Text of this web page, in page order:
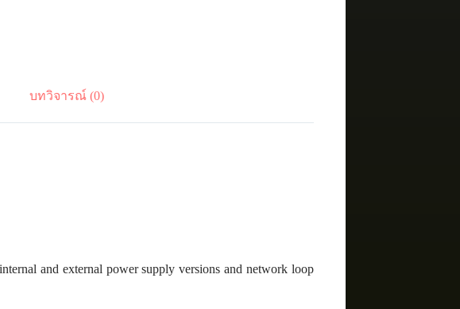
บทวิจารณ์ (0)
and external power supply versions and network loop